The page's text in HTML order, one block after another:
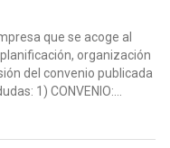
que se acoge al
organización
del convenio publicada
1) CONVENIO:...